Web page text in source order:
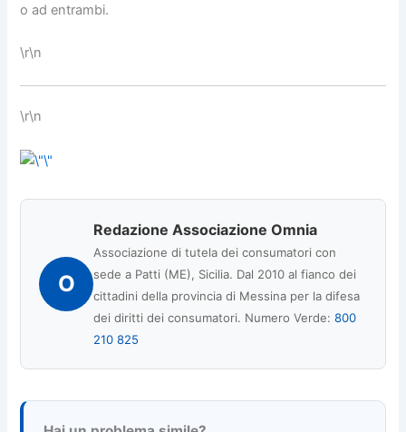
o ad entrambi.
\r\n
\r\n
O
Redazione Associazione Omnia
Associazione di tutela dei consumatori con
sede a Patti (ME), Sicilia. Dal 2010 al fianco dei
cittadini della provincia di Messina per la difesa
dei diritti dei consumatori. Numero Verde:800
210 825